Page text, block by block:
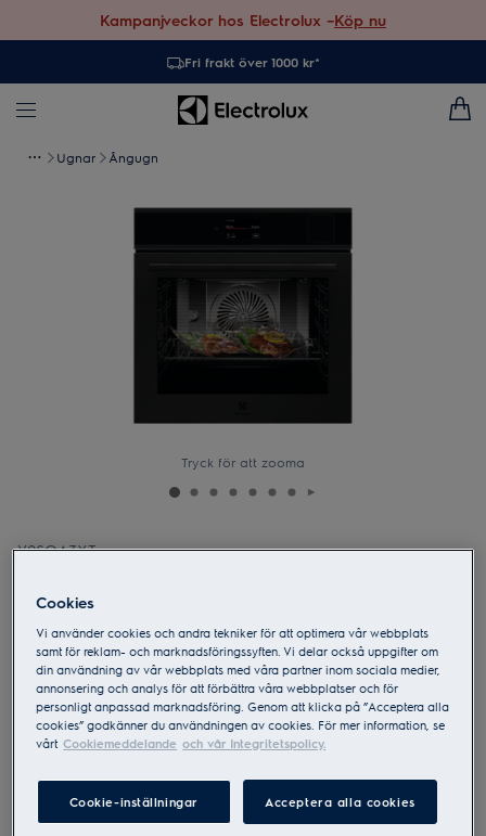
Kampanjveckor hos Electrolux –Köp nu
Fri frakt över 1000 kr*
Ugnar Ångugn
Tryck för att zooma
Y9SOA3XT
SousVide Ångugn/Varmluftsugn
4.7 (27)
Cookies
Vi använder cookies och andra tekniker för att optimera vår webbplats
samt för reklam- och marknadsföringssyften. Vi delar också uppgifter om
din användning av vår webbplats med våra partner inom sociala medier,
annonsering och analys för att förbättra våra webbplatser och för
personligt anpassad marknadsföring. Genom att klicka på ”Acceptera alla
cookies” godkänner du användningen av cookies. För mer information, se
vårt Cookiemeddelande och vår Integritetspolicy.
Cookie-inställningar Acceptera alla cookies